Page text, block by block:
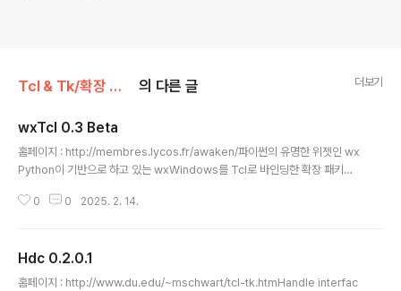
Tcl & Tk/확장 패키지 (Extension Package) 의 다른 글 더보기
wxTcl 0.3 Beta
홈페이지 : http://membres.lycos.fr/awaken/파이썬의 유명한 위젯인 wx
Python이 기반으로 하고 있는 wxWindows를 Tcl로 바인딩한 확장 패키지
위젯입니다. 윈도우즈 전용입니다. wx is an extension for TCL. It offers
for Linux). Please visit http://www.wxwindows.org to learn mor
e about it.
0 0 2025. 2. 14.
Hdc 0.2.0.1
홈페이지 : http://www.du.edu/~mschwart/tcl-tk.htmHandle interfac